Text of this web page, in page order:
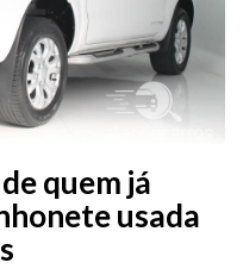
quem já
usada